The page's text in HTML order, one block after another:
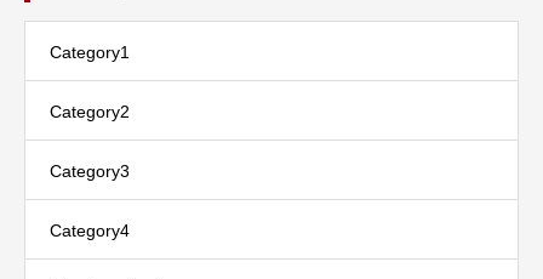
Category1
Category2
Category3
Category4